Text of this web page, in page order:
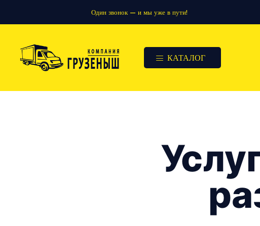
Один звонок — и мы уже в пути!
КАТАЛОГ